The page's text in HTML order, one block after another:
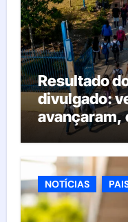
Resultado
divulgado:
avançaram,
esperar da
NOTÍCIAS